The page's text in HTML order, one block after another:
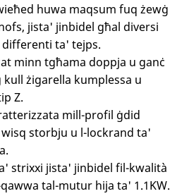
huwa maqsum fuq żewġ
jista' jinbidel għal diversi
ta' tejps.
minn tgħama doppja u ganċ
żigarella kumplessa u
Z.
mill-profil ġdid
storbju u l-lockrand ta'
strixxi jista' jinbidel fil-kwalità
tal-mutur hija ta' 1.1KW.